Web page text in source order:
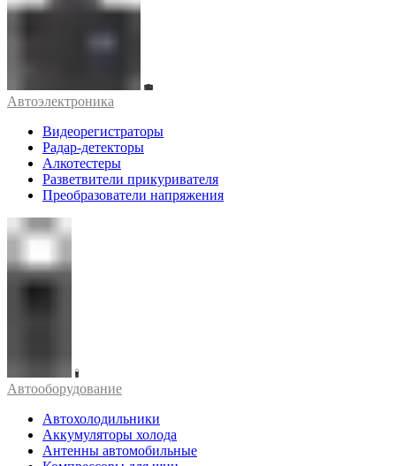
Автоэлектроника
Видеорегистраторы
Радар-детекторы
Алкотестеры
Разветвители прикуривателя
Преобразователи напряжения
Автооборудование
Автохолодильники
Аккумуляторы холода
Антенны автомобильные